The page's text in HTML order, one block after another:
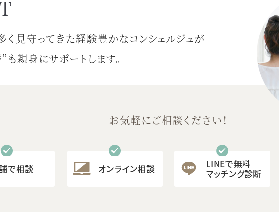
見守ってきた経験豊かなコンシェルジュが
も親身にサポートします。
お気軽にご相談ください！
で相談 オンライン相談
LINEで無料
マッチング診断